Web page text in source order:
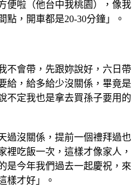
便啦（他台中我桃園），像我
點，開車都是20-30分鐘」。
不會帶，先跟妳說好，六日帶
給，給多給少沒關係，畢竟是
不定我也是拿去買孫子要用的
過沒關係，提前一個禮拜過也
裡吃飯一次，這樣才像家人，
是今年我們過去一起慶祝，來
樣才好」。